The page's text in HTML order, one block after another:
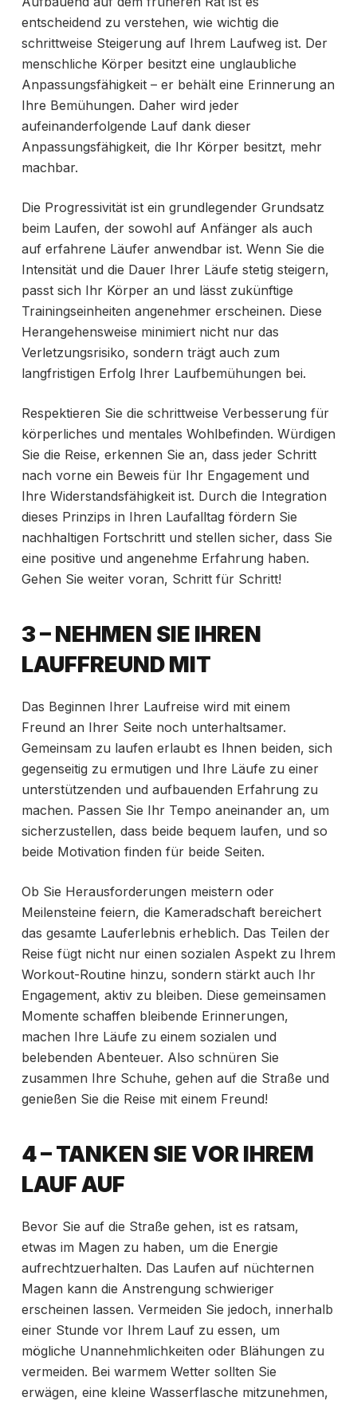
entscheidend zu verstehen, wie wichtig die
schrittweise Steigerung auf Ihrem Laufweg ist. Der
menschliche Körper besitzt eine unglaubliche
Anpassungsfähigkeit – er behält eine Erinnerung an
Ihre Bemühungen. Daher wird jeder
aufeinanderfolgende Lauf dank dieser
Anpassungsfähigkeit, die Ihr Körper besitzt, mehr
machbar.
Die Progressivität ist ein grundlegender Grundsatz
beim Laufen, der sowohl auf Anfänger als auch
auf erfahrene Läufer anwendbar ist. Wenn Sie die
Intensität und die Dauer Ihrer Läufe stetig steigern,
passt sich Ihr Körper an und lässt zukünftige
Trainingseinheiten angenehmer erscheinen. Diese
Herangehensweise minimiert nicht nur das
Verletzungsrisiko, sondern trägt auch zum
langfristigen Erfolg Ihrer Laufbemühungen bei.
Respektieren Sie die schrittweise Verbesserung für
körperliches und mentales Wohlbefinden. Würdigen
Sie die Reise, erkennen Sie an, dass jeder Schritt
nach vorne ein Beweis für Ihr Engagement und
Ihre Widerstandsfähigkeit ist. Durch die Integration
dieses Prinzips in Ihren Laufalltag fördern Sie
nachhaltigen Fortschritt und stellen sicher, dass Sie
eine positive und angenehme Erfahrung haben.
Gehen Sie weiter voran, Schritt für Schritt!
3 – NEHMEN SIE IHREN
LAUFFREUND MIT
Das Beginnen Ihrer Laufreise wird mit einem
Freund an Ihrer Seite noch unterhaltsamer.
Gemeinsam zu laufen erlaubt es Ihnen beiden, sich
gegenseitig zu ermutigen und Ihre Läufe zu einer
unterstützenden und aufbauenden Erfahrung zu
machen. Passen Sie Ihr Tempo aneinander an, um
sicherzustellen, dass beide bequem laufen, und so
beide Motivation finden für beide Seiten.
Ob Sie Herausforderungen meistern oder
Meilensteine feiern, die Kameradschaft bereichert
das gesamte Lauferlebnis erheblich. Das Teilen der
Reise fügt nicht nur einen sozialen Aspekt zu Ihrem
Workout-Routine hinzu, sondern stärkt auch Ihr
Engagement, aktiv zu bleiben. Diese gemeinsamen
Momente schaffen bleibende Erinnerungen,
machen Ihre Läufe zu einem sozialen und
belebenden Abenteuer. Also schnüren Sie
zusammen Ihre Schuhe, gehen auf die Straße und
genießen Sie die Reise mit einem Freund!
4 – TANKEN SIE VOR IHREM
LAUF AUF
Bevor Sie auf die Straße gehen, ist es ratsam,
etwas im Magen zu haben, um die Energie
aufrechtzuerhalten. Das Laufen auf nüchternen
Magen kann die Anstrengung schwieriger
erscheinen lassen. Vermeiden Sie jedoch, innerhalb
einer Stunde vor Ihrem Lauf zu essen, um
mögliche Unannehmlichkeiten oder Blähungen zu
vermeiden. Bei warmem Wetter sollten Sie
erwägen, eine kleine Wasserflasche mitzunehmen,